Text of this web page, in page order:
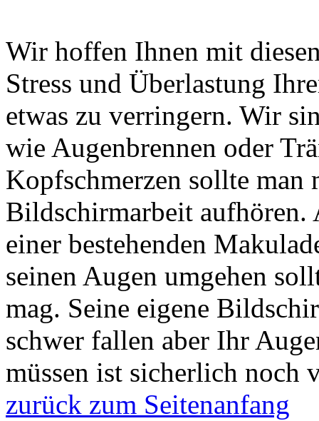
Wir hoffen Ihnen mit
Stress und Überlastung
etwas zu verringern. Wir
wie Augenbrennen oder
Kopfschmerzen sollte
Bildschirmarbeit aufhören.
einer bestehenden
seinen Augen umgehen
mag. Seine eigene
schwer fallen aber Ihr
müssen ist sicherlich noch
zurück zum Seitenanfang